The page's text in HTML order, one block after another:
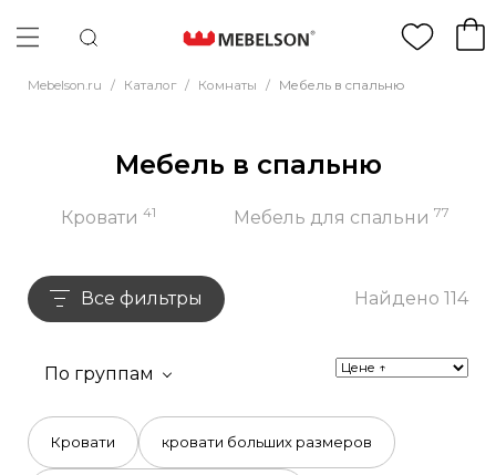
Mebelson.ru / Каталог / Комнаты / Мебель в спальню
Мебель в спальню
Кровати 41 Мебель для спальни 77
Все фильтры Найдено 114
По группам
Кровати кровати больших размеров